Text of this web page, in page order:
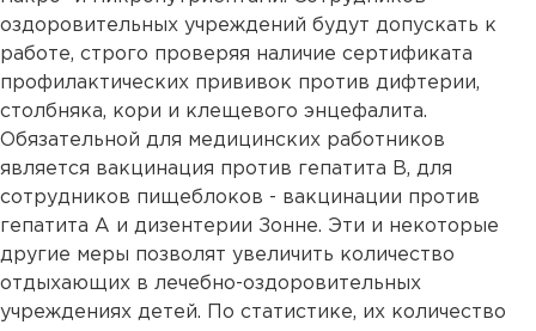
оздоровительных учреждений будут допускать к
работе, строго проверяя наличие сертификата
профилактических прививок против дифтерии,
столбняка, кори и клещевого энцефалита.
Обязательной для медицинских работников
является вакцинация против гепатита В, для
сотрудников пищеблоков - вакцинации против
гепатита А и дизентерии Зонне. Эти и некоторые
другие меры позволят увеличить количество
отдыхающих в лечебно-оздоровительных
учреждениях детей. По статистике, их количество